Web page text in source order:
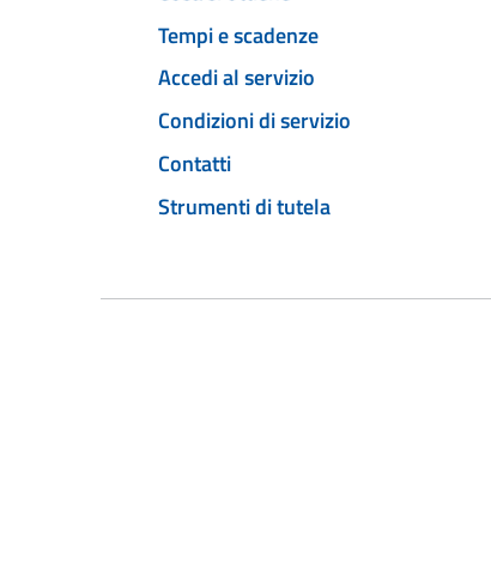
Tempi e scadenze
Accedi al servizio
Condizioni di servizio
Contatti
Strumenti di tutela